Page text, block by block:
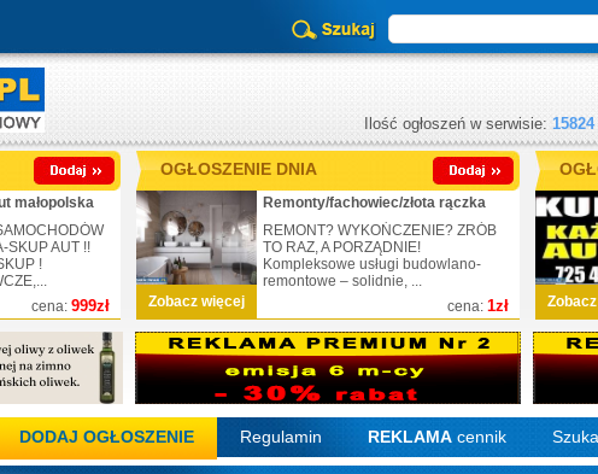
Ilość ogłoszeń w serwisie: 15824
cena: 999zł
małopolska
SKUP AUT !!
!
OGŁOSZENIE DNIA
Zobacz więcej cena: 1zł
Remonty/fachowiec/złota rączka
REMONT? WYKOŃCZENIE? ZRÓB
TO RAZ, A PORZĄDNIE!
Kompleksowe usługi budowlano-
remontowe – solidnie, ...
DODAJ OGŁOSZENIE Regulamin REKLAMA cennik